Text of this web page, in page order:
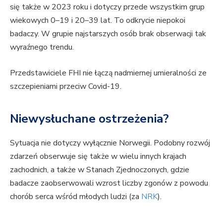
się także w 2023 roku i dotyczy przede wszystkim grup
wiekowych 0–19 i 20–39 lat. To odkrycie niepokoi
badaczy. W grupie najstarszych osób brak obserwacji tak
wyraźnego trendu.
Przedstawiciele FHI nie łączą nadmiernej umieralności ze
szczepieniami przeciw Covid-19.
Niewysłuchane ostrzeżenia?
Sytuacja nie dotyczy wyłącznie Norwegii. Podobny rozwój
zdarzeń obserwuje się także w wielu innych krajach
zachodnich, a także w Stanach Zjednoczonych, gdzie
badacze zaobserwowali wzrost liczby zgonów z powodu
chorób serca wśród młodych ludzi (za NRK).